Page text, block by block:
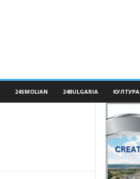
24SMOLIAN 24BULGARIA КУЛТУРА